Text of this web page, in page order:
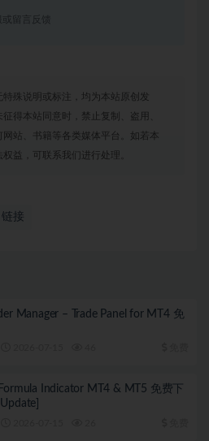
留言反馈
殊说明或标注，均为本站原创发
得本站同意时，禁止复制、盗用、
站、书籍等各类媒体平台。如若本
益，可联系我们进行处理。
链接
Manager – Trade Panel for MT4 免
Indicator MT4 & MT5 免费下